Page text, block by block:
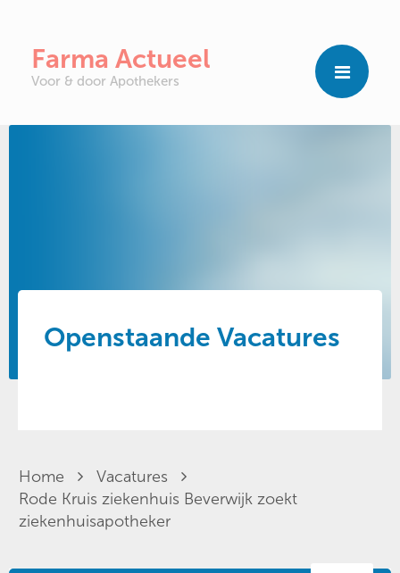
Farma Actueel
Voor & door Apothekers
Openstaande Vacatures
Home
Vacatures
Rode Kruis ziekenhuis Beverwijk zoekt
ziekenhuisapotheker